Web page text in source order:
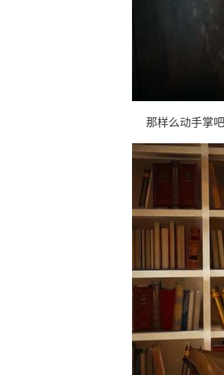
那样么动手掌吧